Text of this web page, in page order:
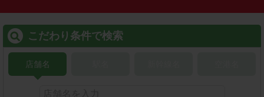
こだわり条件で検索
店舗名